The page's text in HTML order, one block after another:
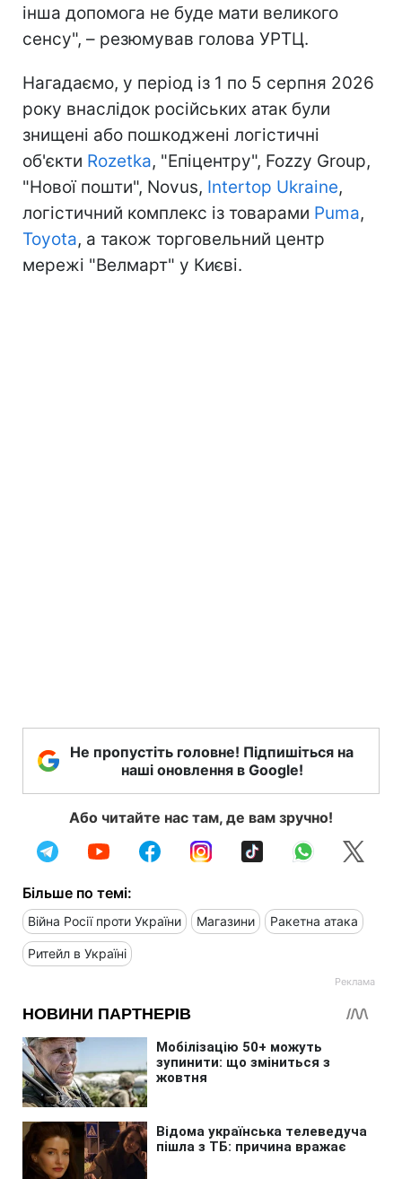
інша допомога не буде мати великого
сенсу", – резюмував голова УРТЦ.
Нагадаємо, у період із 1 по 5 серпня 2026
року внаслідок російських атак були
знищені або пошкоджені логістичні
об'єкти Rozetka, "Епіцентру", Fozzy Group,
"Нової пошти", Novus, Intertop Ukraine,
логістичний комплекс із товарами Puma,
Toyota, а також торговельний центр
мережі "Велмарт" у Києві.
Не пропустіть головне! Підпишіться на
наші оновлення в Google!
Або читайте нас там, де вам зручно!
Більше по темі:
Війна Росії проти України Магазини Ракетна атака
Ритейл в Україні